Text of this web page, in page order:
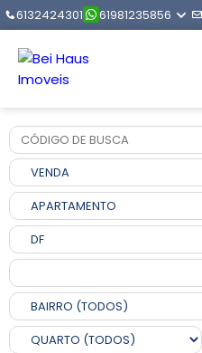
6132424301 61981235856